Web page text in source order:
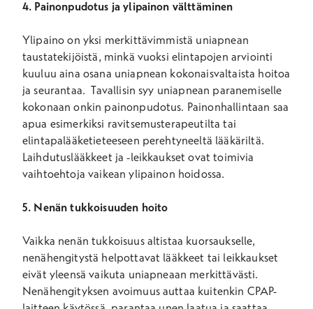
4. Painonpudotus ja ylipainon välttäminen
Ylipaino on yksi merkittävimmistä uniapnean
taustatekijöistä, minkä vuoksi elintapojen arviointi
kuuluu aina osana uniapnean kokonaisvaltaista hoitoa
ja seurantaa. Tavallisin syy uniapnean paranemiselle
kokonaan onkin painonpudotus. Painonhallintaan saa
apua esimerkiksi ravitsemusterapeutilta tai
elintapalääketieteeseen perehtyneeltä lääkäriltä.
Laihdutuslääkkeet ja -leikkaukset ovat toimivia
vaihtoehtoja vaikean ylipainon hoidossa.
5. Nenän tukkoisuuden hoito
Vaikka nenän tukkoisuus altistaa kuorsaukselle,
nenähengitystä helpottavat lääkkeet tai leikkaukset
eivät yleensä vaikuta uniapneaan merkittävästi.
Nenähengityksen avoimuus auttaa kuitenkin CPAP-